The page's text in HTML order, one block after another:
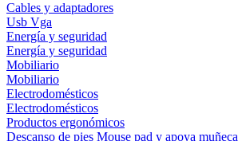
Cables y adaptadores
Usb Vga
Energía y seguridad
Energía y seguridad
Mobiliario
Mobiliario
Electrodomésticos
Electrodomésticos
Productos ergonómicos
Descanso de pies Mouse pad y apoya muñeca